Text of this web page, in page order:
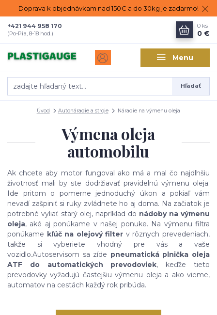
Doprava k objednávkam nad 150€ a do 30kg je zadarmo!
Menu
Hľadať
+421 944 958 170
(Po-Pia, 8-18 hod.)
0 ks
0 €
Úvod Autonáradie a stroje Náradie na výmenu oleja
Výmena oleja
automobilu
Ak chcete aby motor fungoval ako má a mal čo najdlhšiu
životnosť mali by ste dodržiavať pravidelnú výmenu oleja.
Ide pritom o pomerne jednoduchý úkon a pokiaľ vám
nevadí zašpiniť si ruky zvládnete ho aj doma. Na začiatok je
potrebné vyliať starý olej, napríklad do nádoby na výmenu
oleja, aké aj ponúkame v našej ponuke. Na výmenu filtra
ponúkame kľúč na olejový filter v rôznych prevedeniach,
takže si vyberiete vhodný pre vás a vaše
vozidlo.Autoservisom sa zíde pneumatická plnička oleja
ATF do automatických prevodoviek, keďže tieto
prevodovky vyžadujú častejšiu výmenu oleja a ako vieme,
automatov na cestách každý rok pribúda.